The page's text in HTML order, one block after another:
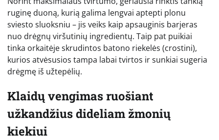
ruginę duoną, kurią galima lengvai aptepti plonu
sviesto sluoksniu – jis veiks kaip apsauginis barjeras
nuo drėgnų viršutinių ingredientų. Taip pat puikiai
tinka orkaitėje skrudintos batono riekelės (crostini),
kurios atvėsusios tampa labai tvirtos ir sunkiai sugeria
drėgmę iš užtepėlių.
Klaidų vengimas ruošiant
užkandžius dideliam žmonių
kiekiui